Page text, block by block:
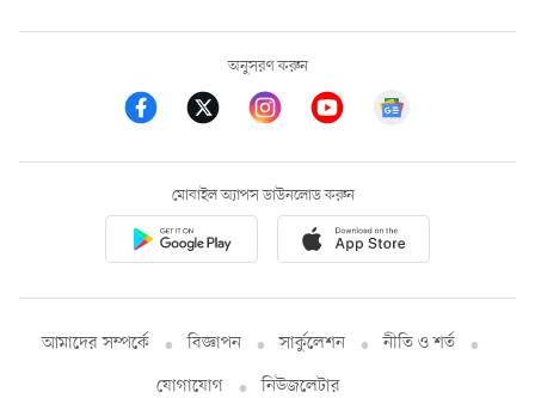
অনুসরণ করুন
মোবাইল অ্যাপস ডাউনলোড করুন
আমাদের সম্পর্কে বিজ্ঞাপন সার্কুলেশন
নীতি ও শর্ত
যোগাযোগ
নিউজলেটার